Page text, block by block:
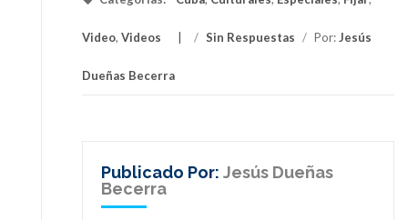
Video, Videos / Sin Respuestas / Por:Jesús
Dueñas Becerra
Publicado Por: Jesús Dueñas
Becerra